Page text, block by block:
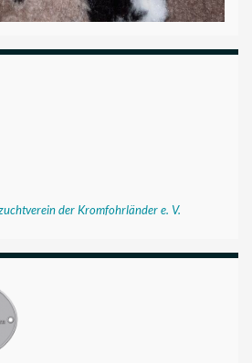
der Kromfohrländer e. V.